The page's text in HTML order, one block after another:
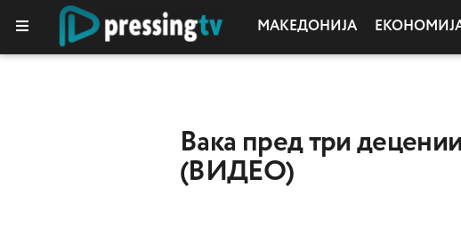
МАКЕДОНИЈА
Вака пред три
(ВИДЕО)